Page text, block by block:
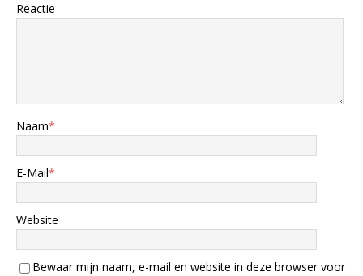
Reactie
Naam*
E-Mail*
Website
Bewaar mijn naam, e-mail en website in deze browser voor